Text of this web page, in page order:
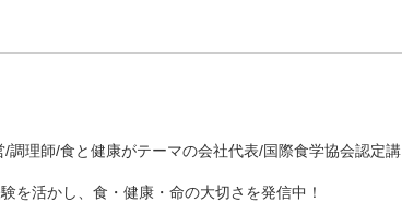
調理師/食と健康がテーマの会社代表/国際食学協会認定講
を活かし、食・健康・命の大切さを発信中！